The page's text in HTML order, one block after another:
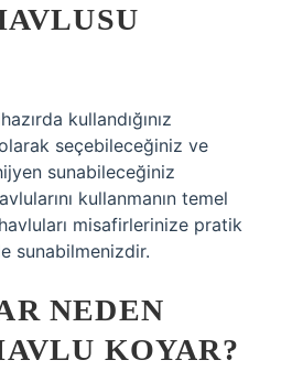
kullandığınız
olarak seçebileceğiniz ve
sunabileceğiniz
kullanmanın temel
misafirlerinize pratik
sunabilmenizdir.
NEDEN
KOYAR?